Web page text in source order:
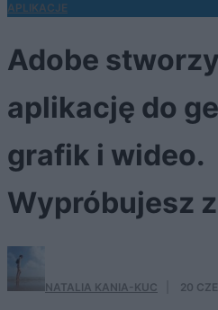
APLIKACJE
Adobe
aplikację do
grafik i wideo.
Wypróbujesz
NATALIA KANIA-KUC 20